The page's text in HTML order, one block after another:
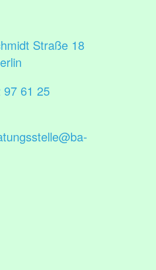
Straße 18
97 61 25